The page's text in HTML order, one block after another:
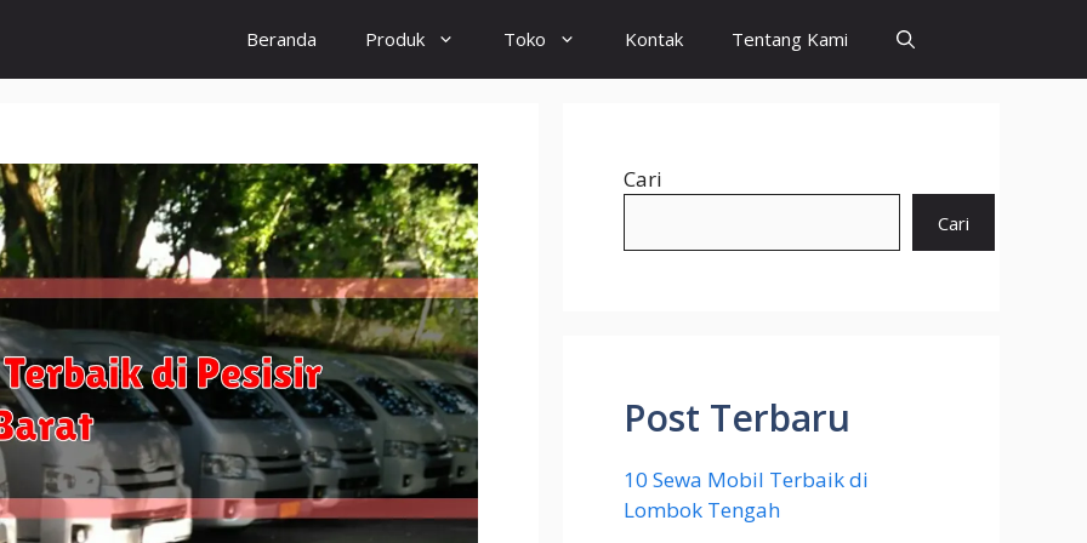
Beranda Produk Toko Kontak Tentang Kami
Cari
Cari
Post Terbaru
10 Sewa Mobil Terbaik di
Lombok Tengah